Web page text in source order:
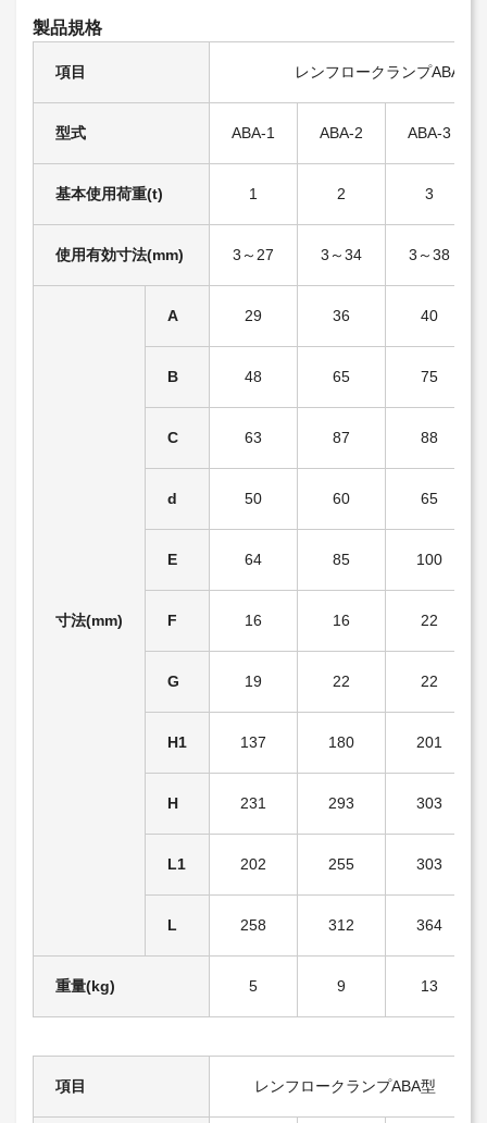
製品規格
項目 レンフロークランプABA型
型式 ABA-1 ABA-2 ABA-3
基本使用荷重(t) 1 2 3
使用有効寸法(mm) 3～27 3～34 3～38
寸法(mm)
A 29 36 40
B 48 65 75
C 63 87 88
d 50 60 65
E 64 85 100
F 16 16 22
G 19 22 22
H1 137 180 201
H 231 293 303
L1 202 255 303
L 258 312 364
重量(kg) 5 9 13
項目 レンフロークランプABA型